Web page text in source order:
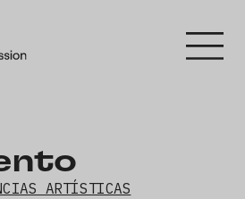
ARTÍSTICAS